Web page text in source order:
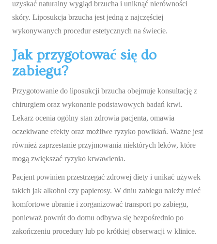
uzyskać naturalny wygląd brzucha i uniknąć nierówności
skóry. Liposukcja brzucha jest jedną z najczęściej
wykonywanych procedur estetycznych na świecie.
Jak przygotować się do
zabiegu?
Przygotowanie do liposukcji brzucha obejmuje konsultację z
chirurgiem oraz wykonanie podstawowych badań krwi.
Lekarz ocenia ogólny stan zdrowia pacjenta, omawia
oczekiwane efekty oraz możliwe ryzyko powikłań. Ważne jest
również zaprzestanie przyjmowania niektórych leków, które
mogą zwiększać ryzyko krwawienia.
Pacjent powinien przestrzegać zdrowej diety i unikać używek
takich jak alkohol czy papierosy. W dniu zabiegu należy mieć
komfortowe ubranie i zorganizować transport po zabiegu,
ponieważ powrót do domu odbywa się bezpośrednio po
zakończeniu procedury lub po krótkiej obserwacji w klinice.